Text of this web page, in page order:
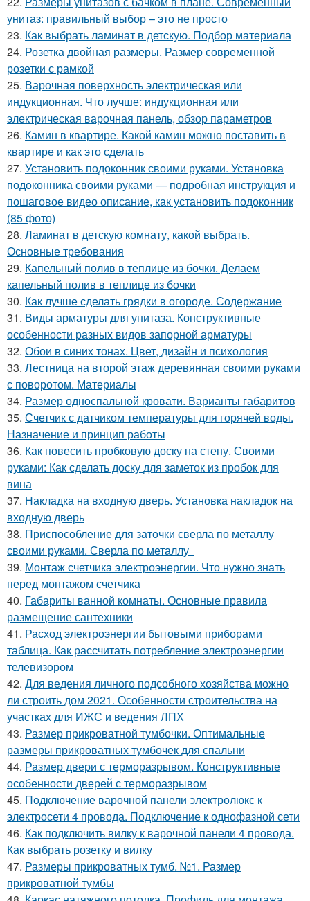
унитаз: правильный выбор – это не просто
23. Как выбрать ламинат в детскую. Подбор материала
24. Розетка двойная размеры. Размер современной
розетки с рамкой
25. Варочная поверхность электрическая или
индукционная. Что лучше: индукционная или
электрическая варочная панель, обзор параметров
26. Камин в квартире. Какой камин можно поставить в
квартире и как это сделать
27. Установить подоконник своими руками. Установка
подоконника своими руками — подробная инструкция и
пошаговое видео описание, как установить подоконник
(85 фото)
28. Ламинат в детскую комнату, какой выбрать.
Основные требования
29. Капельный полив в теплице из бочки. Делаем
капельный полив в теплице из бочки
30. Как лучше сделать грядки в огороде. Содержание
31. Виды арматуры для унитаза. Конструктивные
особенности разных видов запорной арматуры
32. Обои в синих тонах. Цвет, дизайн и психология
33. Лестница на второй этаж деревянная своими руками
с поворотом. Материалы
34. Размер односпальной кровати. Варианты габаритов
35. Счетчик с датчиком температуры для горячей воды.
Назначение и принцип работы
36. Как повесить пробковую доску на стену. Своими
руками: Как сделать доску для заметок из пробок для
вина
37. Накладка на входную дверь. Установка накладок на
входную дверь
38. Приспособление для заточки сверла по металлу
своими руками. Сверла по металлу
39. Монтаж счетчика электроэнергии. Что нужно знать
перед монтажом счетчика
40. Габариты ванной комнаты. Основные правила
размещение сантехники
41. Расход электроэнергии бытовыми приборами
таблица. Как рассчитать потребление электроэнергии
телевизором
42. Для ведения личного подсобного хозяйства можно
ли строить дом 2021. Особенности строительства на
участках для ИЖС и ведения ЛПХ
43. Размер прикроватной тумбочки. Оптимальные
размеры прикроватных тумбочек для спальни
44. Размер двери с терморазрывом. Конструктивные
особенности дверей с терморазрывом
45. Подключение варочной панели электролюкс к
электросети 4 провода. Подключение к однофазной сети
46. Как подключить вилку к варочной панели 4 провода.
Как выбрать розетку и вилку
47. Размеры прикроватных тумб. №1. Размер
прикроватной тумбы